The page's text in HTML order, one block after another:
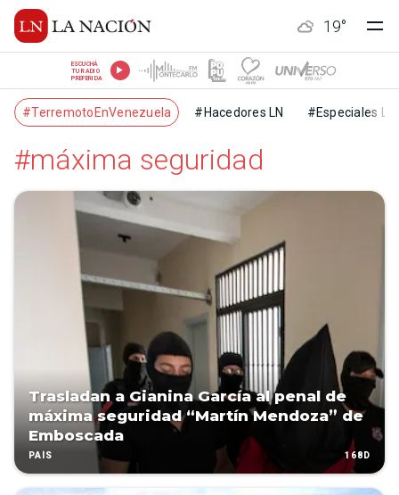
19°
ESCUCHÁ
TU RADIO
PREFERIDA
#TerremotoEnVenezuela #Hacedores LN #Especiales LN
#máxima seguridad
Trasladan a Gianina García al penal de
máxima seguridad “Martín Mendoza” de
Emboscada
PAÍS 168D